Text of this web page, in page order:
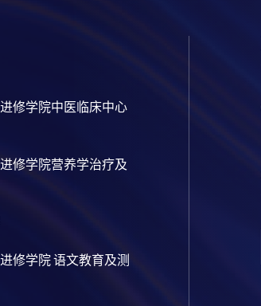
修学院中医临床中心
修学院营养学治疗及
修学院 语文教育及测